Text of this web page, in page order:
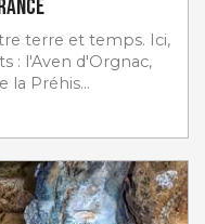
terre et temps. Ici,
: l'Aven d'Orgnac,
la Préhis...